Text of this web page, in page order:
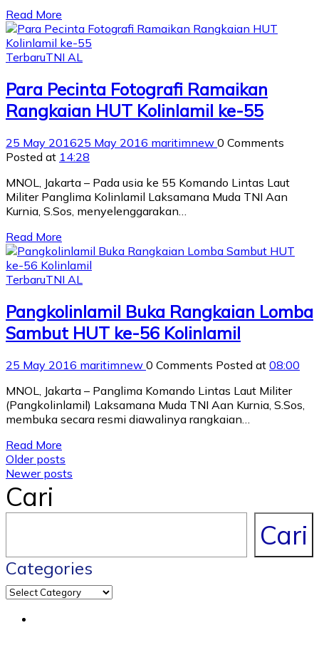
Read More
TerbaruTNI AL
Para Pecinta Fotografi Ramaikan
Rangkaian HUT Kolinlamil ke-55
25 May 201625 May 2016 maritimnew 0 Comments
Posted at 14:28
MNOL, Jakarta – Pada usia ke 55 Komando Lintas Laut
Militer Panglima Kolinlamil Laksamana Muda TNI Aan
Kurnia, S.Sos, menyelenggarakan…
Read More
TerbaruTNI AL
Pangkolinlamil Buka Rangkaian Lomba
Sambut HUT ke-56 Kolinlamil
25 May 2016 maritimnew 0 Comments Posted at 08:00
MNOL, Jakarta – Panglima Komando Lintas Laut Militer
(Pangkolinlamil) Laksamana Muda TNI Aan Kurnia, S.Sos,
membuka secara resmi diawalinya rangkaian…
Read More
Posts
navigation
Older posts
Newer posts
Cari
Cari
Categories